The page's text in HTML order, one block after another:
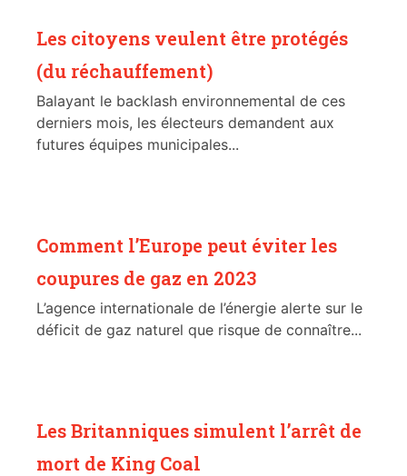
Les citoyens veulent être protégés
(du réchauffement)
Balayant le backlash environnemental de ces
derniers mois, les électeurs demandent aux
futures équipes municipales...
Comment l’Europe peut éviter les
coupures de gaz en 2023
L’agence internationale de l’énergie alerte sur le
déficit de gaz naturel que risque de connaître...
Les Britanniques simulent l’arrêt de
mort de King Coal